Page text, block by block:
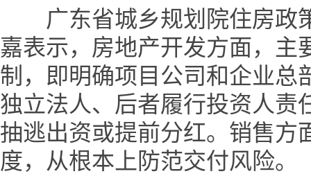
广东省城乡规划院住房政
嘉表示，房地产开发方面，
制，即明确项目公司和企业总
独立法人、后者履行投资人责
抽逃出资或提前分红。销售方
度，从根本上防范交付风险。